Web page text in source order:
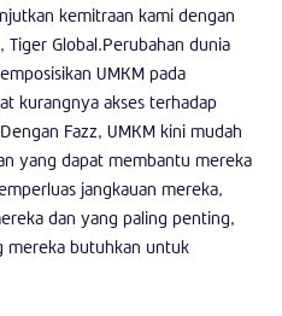
kemitraan kami dengan
Tiger Global.Perubahan dunia
UMKM pada
kurangnya akses terhadap
Fazz, UMKM kini mudah
yang dapat membantu mereka
jangkauan mereka,
dan yang paling penting,
mereka butuhkan untuk